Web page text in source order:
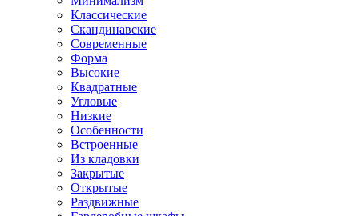
Классические
Скандинавские
Современные
Форма
Высокие
Квадратные
Угловые
Низкие
Особенности
Встроенные
Из кладовки
Закрытые
Открытые
Раздвижные